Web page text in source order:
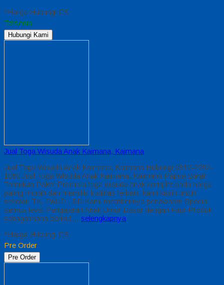
*Harga Hubungi CS
Tersedia
Hubungi Kami
Jual Toga Wisuda Anak Kaimana, Kaimana
Jual Toga Wisuda Anak Kaimana, Kaimana Hubungi 0812-2282-
1060 Jual Toga Wisuda Anak Kaimana, Kaimana Papua Barat –
Temukan Paket Promosi toga wisuda anak komplet pada harga
paling murah dan memiliki kualitas terbaik, kami kasih untuk
sekolah TK, PAUD , SD Kami memberinya penawaran Special
semua level Pengajaran Anak Umur Dasar dengan Fitur Produk
sebagaimana berikut… selengkapnya
*Harga Hubungi CS
Pre Order
Pre Order